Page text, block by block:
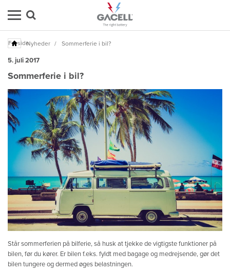
ForsideNyheder / Sommerferie i bil?
5. juli 2017
Sommerferie i bil?
Står sommerferien på bilferie, så husk at tjekke de vigtigste funktioner på
bilen, før du kører. Er bilen f.eks. fyldt med bagage og medrejsende, gør det
bilen tungere og dermed øges belastningen.